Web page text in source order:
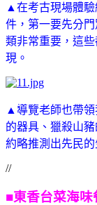
▲在考古現場體
件，第一要先分
類非常重要，這
現。
▲導覽老師也帶領
的器具、獵殺山
約略推測出先民的
//
■東香台菜海